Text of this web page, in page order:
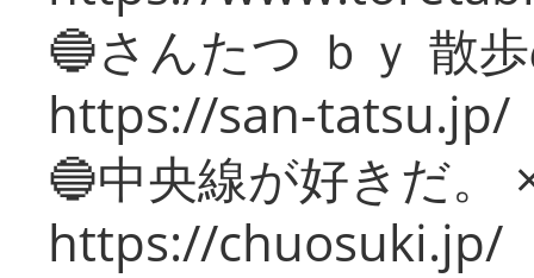
🔵さんたつ ｂｙ 散
https://san-tatsu.jp/
🔵中央線が好きだ。
https://chuosuki.jp/